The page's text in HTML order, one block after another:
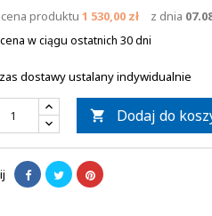
produktu 1 530,00 zł z dnia
w ciągu ostatnich 30 dni
dostawy ustalany indywidualnie
 Dodaj do